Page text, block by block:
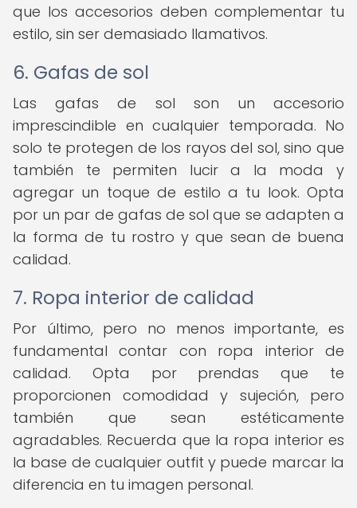
que los accesorios deben complementar tu
estilo, sin ser demasiado llamativos.
6. Gafas de sol
Las gafas de sol son un accesorio
imprescindible en cualquier temporada. No
solo te protegen de los rayos del sol, sino que
también te permiten lucir a la moda y
agregar un toque de estilo a tu look. Opta
por un par de gafas de sol que se adapten a
la forma de tu rostro y que sean de buena
calidad.
7. Ropa interior de calidad
Por último, pero no menos importante, es
fundamental contar con ropa interior de
calidad. Opta por prendas que te
proporcionen comodidad y sujeción, pero
también que sean estéticamente
agradables. Recuerda que la ropa interior es
la base de cualquier outfit y puede marcar la
diferencia en tu imagen personal.